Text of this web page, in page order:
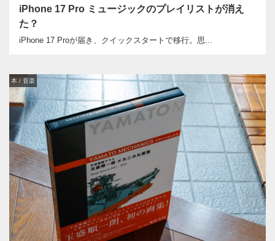
iPhone 17 Pro ミュージックのプレイリストが消え
た？
iPhone 17 Proが届き、クイックスタートで移行。思...
本 / 音楽